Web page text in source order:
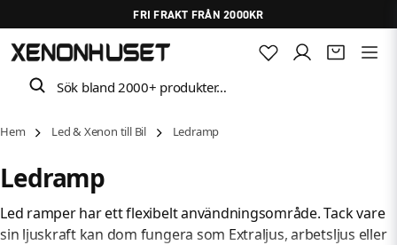
FRI FRAKT FRÅN 2000KR
Sök bland 2000+ produkter…
Hem Led & Xenon till Bil Ledramp
Ledramp
Led ramper har ett flexibelt användningsområde. Tack vare
sin ljuskraft kan dom fungera som Extraljus, arbetsljus eller